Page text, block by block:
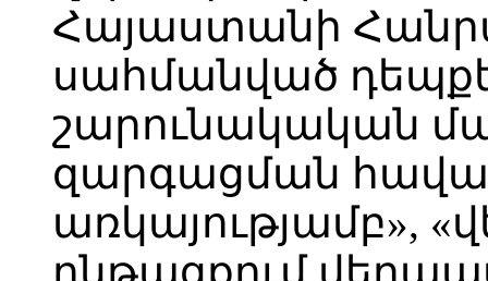
Հայաստանի
սահմանված
շարունակական
զարգացման
առկայությամբ»,